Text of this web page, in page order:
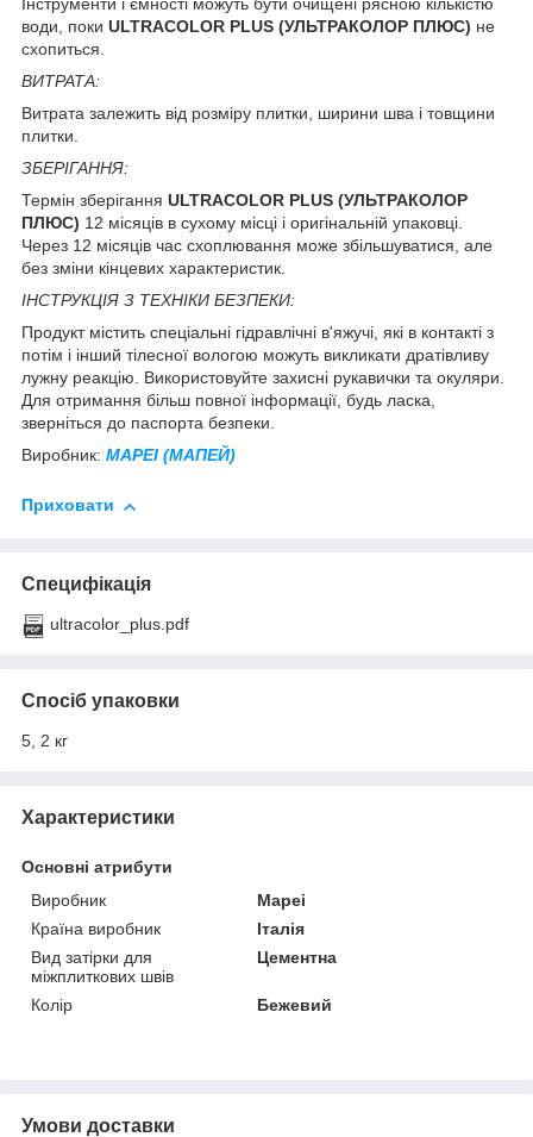
Інструменти і ємності можуть бути очищені рясною кількістю
води, поки ULTRACOLOR PLUS (УЛЬТРАКОЛОР ПЛЮС) не
схопиться.
ВИТРАТА:
Витрата залежить від розміру плитки, ширини шва і товщини
плитки.
ЗБЕРІГАННЯ:
Термін зберігання ULTRACOLOR PLUS (УЛЬТРАКОЛОР
ПЛЮС) 12 місяців в сухому місці і оригінальній упаковці.
Через 12 місяців час схоплювання може збільшуватися, але
без зміни кінцевих характеристик.
ІНСТРУКЦІЯ З ТЕХНІКИ БЕЗПЕКИ:
Продукт містить спеціальні гідравлічні в'яжучі, які в контакті з
потім і інший тілесної вологою можуть викликати дратівливу
лужну реакцію. Використовуйте захисні рукавички та окуляри.
Для отримання більш повної інформації, будь ласка,
зверніться до паспорта безпеки.
Виробник: MAPEI (МАПЕЙ)
Приховати
Специфікація
ultracolor_plus.pdf
Спосіб упаковки
5, 2 кг
Характеристики
Основні атрибути
Виробник
Mapei
Країна виробник
Італія
Вид затірки для
міжплиткових швів
Цементна
Колір Бежевий
Умови доставки